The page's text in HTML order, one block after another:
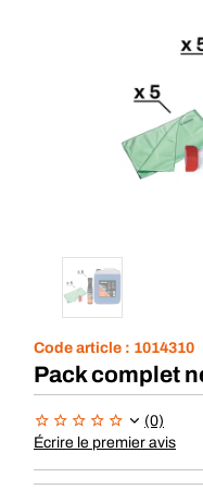
Code article : 1014310
Pack complet
(0)
Écrire le premier avis